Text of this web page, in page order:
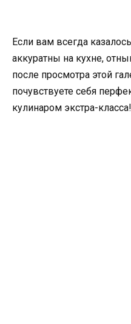
Если вам всегда
аккуратны на кухне,
после просмотра этой
почувствуете себя
кулинаром экстра-класса!